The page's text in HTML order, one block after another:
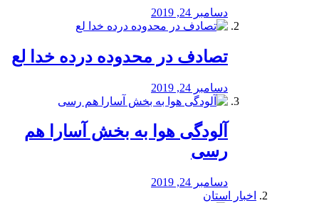
دسامبر 24, 2019
تصادف در محدوده درده خدا لع
دسامبر 24, 2019
آلودگی هوا به بخش آسارا هم
رسی
دسامبر 24, 2019
اخبار استان